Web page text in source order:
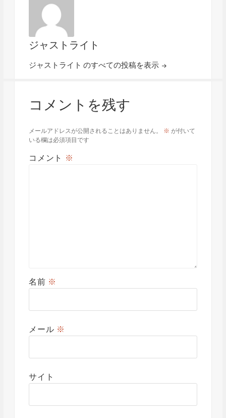
ジャストライト
ジャストライト のすべての投稿を表示
コメントを残す
メールアドレスが公開されることはありません。 ※ が付いて
いる欄は必須項目です
コメント ※
名前 ※
メール ※
サイト